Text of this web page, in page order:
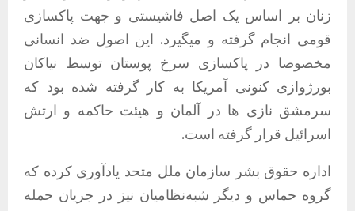
زنان بر اساس یک اصل فاشیستی و جهت پاکسازی
قومی انجام گرفته و میگیرد. این اصول ضد انسانی
مخصوصا در پاکسازی سرخ پوستان توسط نیاکان
بورژوازی کنونی آمریکا به کار گرفته شده بود که
سرمشق نازی ها در آلمان و هیئت حاکمه و ارتش
اسرائیل قرار گرفته است.
اداره حقوق بشر سازمان ملل متحد یادآوری کرده که
گروه حماس و دیگر شبه‌نظامیان نیز در جریان حمله